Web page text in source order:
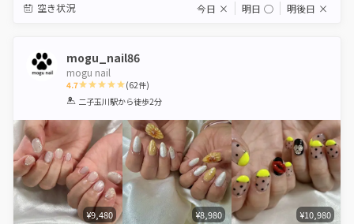
空き状況 今日 × 明日 ◯ 明後日 ×
mogu_nail86
mogu nail
4.7
1 2 3 4 5
(62件)
二子玉川駅から徒歩2分
¥9,480 ¥8,980 ¥10,980